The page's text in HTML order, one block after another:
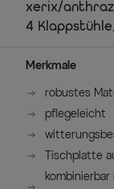
xerix/
4
Merkmale
robustes
pflegeleicht
Tischplatte